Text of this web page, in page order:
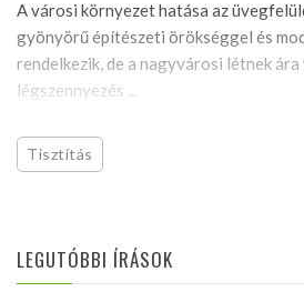
A városi környezet hatása az
gyönyörű építészeti örökséggel és
rendelkezik, de a nagyvárosi létnek
légszennyezés ...
Tisztítás
LEGUTÓBBI ÍRÁSOK